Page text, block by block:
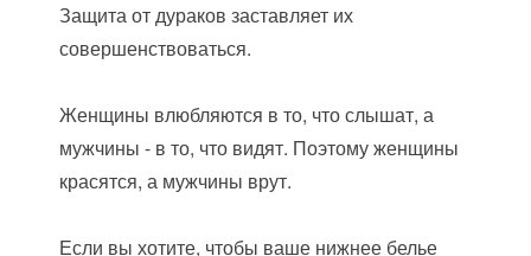
Защита от дураков заставляет их
совершенствоваться.
Женщины влюбляются в то, что слышат, а
мужчины - в то, что видят. Поэтому женщины
красятся, а мужчины врут.
Если вы хотите, чтобы ваше нижнее белье